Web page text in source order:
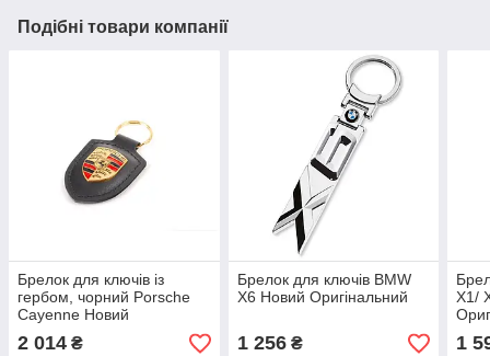
Подібні товари компанії
Брелок для ключів із
гербом, чорний Porsche
Cayenne Новий
Оригінальний
2 014 ₴
Брелок для ключів BMW
X6 Новий Оригінальний
1 256₴
X1/
1